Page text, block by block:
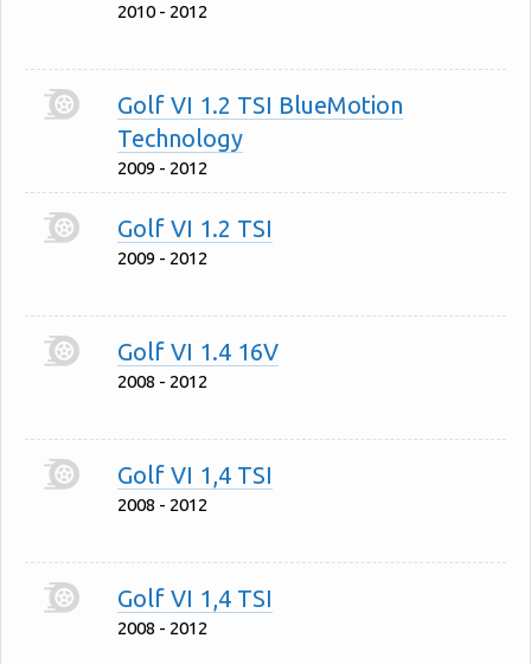
2010 - 2012
Golf VI 1.2 TSI BlueMotion
Technology
2009 - 2012
Golf VI 1.2 TSI
2009 - 2012
Golf VI 1.4 16V
2008 - 2012
Golf VI 1,4 TSI
2008 - 2012
Golf VI 1,4 TSI
2008 - 2012